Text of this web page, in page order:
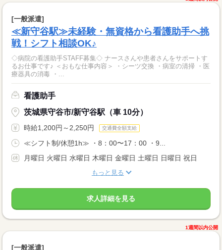
[一般派遣]
≪新守谷駅≫未経験・無資格から看護助手へ挑
戦！シフト相談OK♪
◇病院の看護助手STAFF募集◇ ナースさんや患者さんをサポートす
るお仕事です♪ ＜おもな仕事内容＞ ・シーツ交換 ・病室の清掃 ・医
療器具の消毒 ・...
看護助手
茨城県守谷市/新守谷駅（車 10分）
時給1,200円～2,250円 交通費全額支給
≪シフト制/休憩1h≫ ・8：00〜17：00 ・9...
月曜日 火曜日 水曜日 木曜日 金曜日 土曜日 日曜日 祝日
もっと見る
求人詳細を見る
1週間以内公開
[一般派遣]